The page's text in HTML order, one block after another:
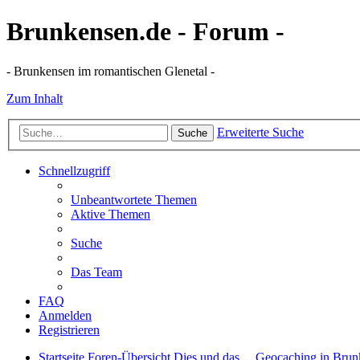
Brunkensen.de - Forum -
- Brunkensen im romantischen Glenetal -
Zum Inhalt
Suche Erweiterte Suche
Schnellzugriff
Unbeantwortete Themen
Aktive Themen
Suche
Das Team
FAQ
Anmelden
Registrieren